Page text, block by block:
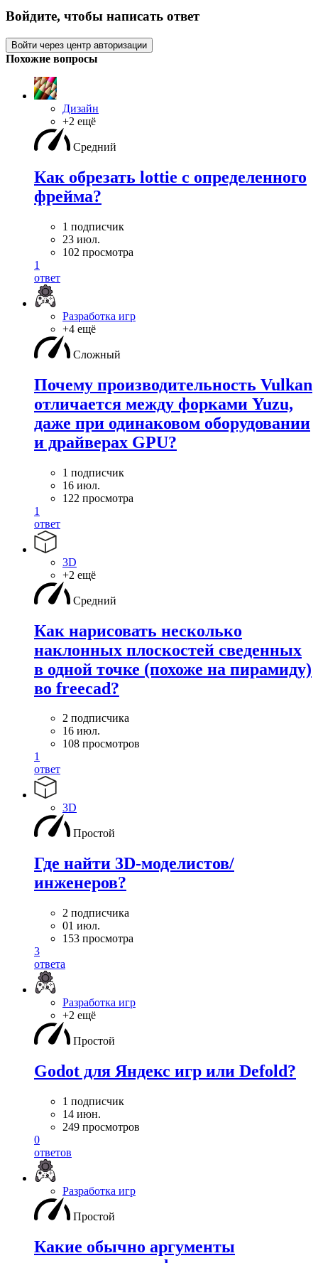
Войдите, чтобы написать ответ
Войти через центр авторизации
Похожие вопросы
Дизайн
+2 ещё
Средний
Как обрезать lottie с определенного
фрейма?
1 подписчик
23 июл.
102 просмотра
1
ответ
Разработка игр
+4 ещё
Сложный
Почему производительность Vulkan
отличается между форками Yuzu,
даже при одинаковом оборудовании
и драйверах GPU?
1 подписчик
16 июл.
122 просмотра
1
ответ
3D
+2 ещё
Средний
Как нарисовать несколько
наклонных плоскостей сведенных
в одной точке (похоже на пирамиду)
во freecad?
2 подписчика
16 июл.
108 просмотров
1
ответ
3D
Простой
Где найти 3D-моделистов/
инженеров?
2 подписчика
01 июл.
153 просмотра
3
ответа
Разработка игр
+2 ещё
Простой
Godot для Яндекс игр или Defold?
1 подписчик
14 июн.
249 просмотров
0
ответов
Разработка игр
Простой
Какие обычно аргументы